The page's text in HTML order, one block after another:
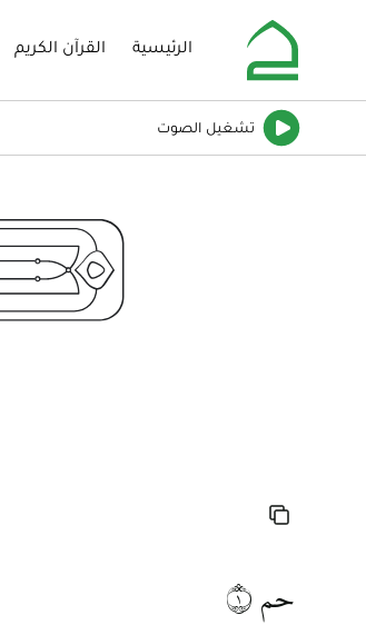
القرآن الكريم الرئيسية
تشغيل الصوت
حم١